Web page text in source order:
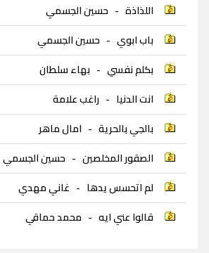
اللذاذة - حسين الجسمي
باب ابوي - حسين الجسمي
بكلم نفسي - بهاء سلطان
انت الدنيا - راغب علامة
بالجي بالحرية - امال ماهر
الصقور المخلصين - حسين الجسمي
لم اتحسس يدها - غاني مهدي
قالوا عني ايه - محمد حماقي